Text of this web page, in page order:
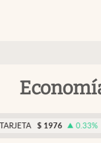
$ 1976 0.33 %